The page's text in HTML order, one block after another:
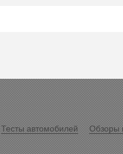
Тесты автомобилей Обзоры